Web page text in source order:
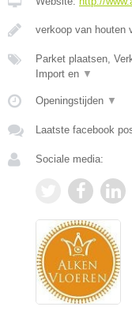
verkoop van houten
Parket plaatsen,
Import en ▼
Openingstijden ▼
Laatste facebook
Sociale media: